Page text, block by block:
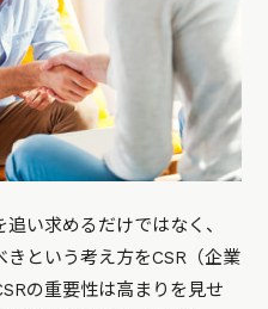
い求めるだけではなく、
という考え方をCSR（企業
の重要性は高まりを見せ